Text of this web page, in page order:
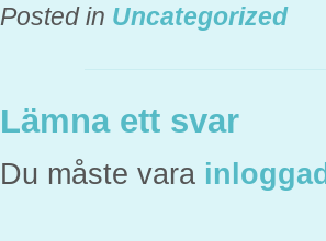
Posted in Uncategorized
Lämna ett svar
Du måste vara inloggad